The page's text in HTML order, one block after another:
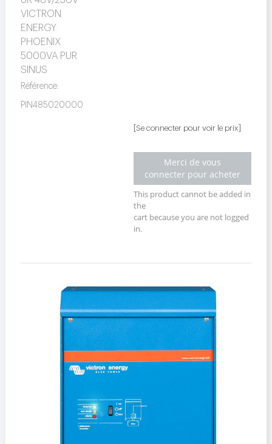
VICTRON
ENERGY
PHOENIX
5000VA PUR
SINUS
Référence:
PIN485020000
[Se connecter pour voir le prix]
Merci de vous
connecter pour acheter
This product cannot be added in
the
cart because you are not logged
in.